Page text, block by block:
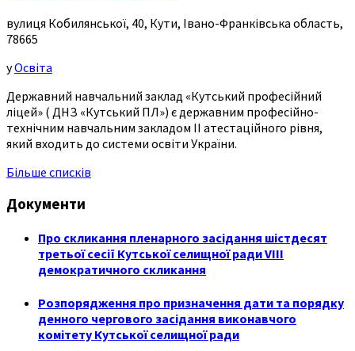
вулиця Кобилянської, 40, Кути, Івано-Франківська область,
78665
уОсвіта
Державний навчальний заклад «Кутський професійний
ліцей» ( ДНЗ «Кутський ПЛ») є державним професійно-
технічним навчальним закладом ІІ атестаційного рівня,
який входить до системи освіти України.
Більше списків
Документи
Про скликання пленарного засідання шістдесят
третьої сесії Кутської селищної ради VIII
демократичного скликання
Розпорядження про призначення дати та порядку
денного чергового засідання виконавчого
комітету Кутської селищної ради